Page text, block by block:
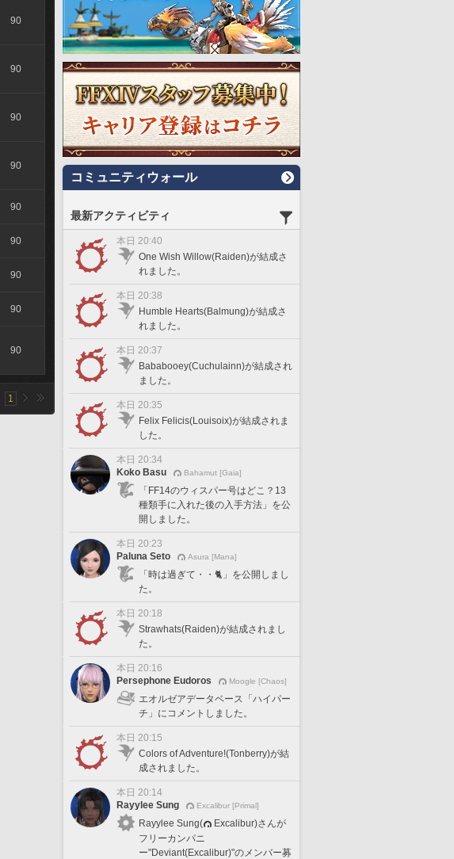
90
90
90
90
90
90
90
90
90
1
コミュニティウォール
最新アクティビティ
本日 20:40
One Wish Willow(Raiden)が結成さ
れました。
本日 20:38
Humble Hearts(Balmung)が結成さ
れました。
本日 20:37
Bababooey(Cuchulainn)が結成され
ました。
本日 20:35
Felix Felicis(Louisoix)が結成されま
した。
本日 20:34
Koko Basu
Bahamut [Gaia]
「FF14のウィスパー号はどこ？13
種類手に入れた後の入手方法」を公
開しました。
本日 20:23
Paluna Seto
Asura [Mana]
「時は過ぎて・・🐈」を公開しまし
た。
本日 20:18
Strawhats(Raiden)が結成されまし
た。
本日 20:16
Persephone Eudoros
Moogle [Chaos]
エオルゼアデータベース「ハイパー
チ」にコメントしました。
本日 20:15
Colors of Adventure!(Tonberry)が結
成されました。
本日 20:14
Rayylee Sung
Excalibur [Primal]
Rayylee Sung(
Excalibur)さんが
フリーカンパニ
ー"Deviant(Excalibur)"のメンバー募